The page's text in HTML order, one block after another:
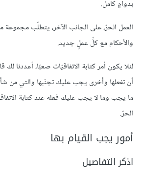
بدوامٍ كامل.
العمل الحرّ، على الجانب الآخر، يتطلّب
والأحكام مع كلِّ عملٍ جديد.
لئلا يكون أمر كتابة الاتفاقيّات صعبًا، أعددنا لك
أن تفعلها وأخرى يجب عليك تجنّبها والتي من
ما يجب وما لا يجب عليك فعله عند كتابة
الحرّ.
أمور يجب القيام بها
اذكر التفاصيل